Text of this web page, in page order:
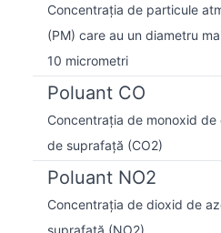
Concentrația de particule
(PM) care au un diametru
10 micrometri
Poluant CO
Concentrația de monoxid de
de suprafață (CO2)
Poluant NO2
Concentrația de dioxid de
suprafață (NO2)